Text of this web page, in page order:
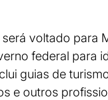
voltado para
federal para
guias de
e outros